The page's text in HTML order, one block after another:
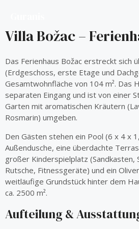
Villa Božac –
Das Ferienhaus Božac erstreckt sich
(Erdgeschoss, erste Etage und
Gesamtwohnfläche von 104 m². Das
separaten Eingang und ist von einer
Garten mit aromatischen Kräutern
Rosmarin) umgeben.
Den Gästen stehen ein Pool (6 x 4 x
Außendusche, eine überdachte
großer Kinderspielplatz (Sandkasten,
Rutsche, Fitnessgeräte) und ein
weitläufige Grundstück hinter dem
ca. 2500 m².
Aufteilung &